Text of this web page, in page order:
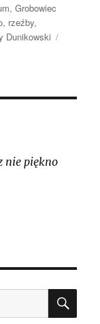
,Grobowiec
, rzeźby,
Dunikowski
nie piękno